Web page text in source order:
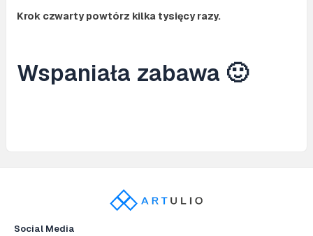
Krok czwarty powtórz kilka tysięcy razy.
Wspaniała zabawa 🙂
Social Media